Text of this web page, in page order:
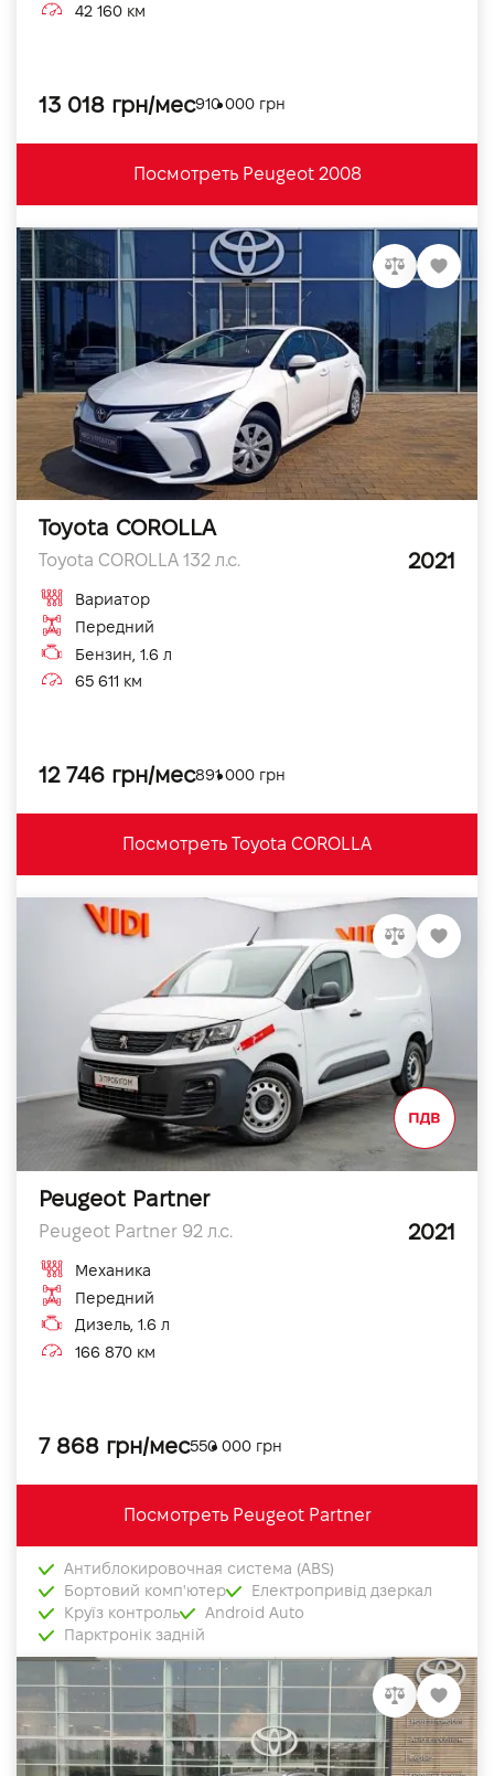
42 160 км
13 018 грн/мес910 000 грн
Посмотреть Peugeot 2008
Toyota COROLLA
Toyota COROLLA 132 л.с. 2021
Вариатор
Передний
Бензин, 1.6 л
65 611 км
12 746 грн/мес891 000 грн
Посмотреть Toyota COROLLA
Peugeot Partner
Peugeot Partner 92 л.с. 2021
Механика
Передний
Дизель, 1.6 л
166 870 км
7 868 грн/мес550 000 грн
Посмотреть Peugeot Partner
Антиблокировочная система (ABS)
Бортовий комп'ютер
Електропривід дзеркал
Круїз контроль
Android Auto
Парктронік задній